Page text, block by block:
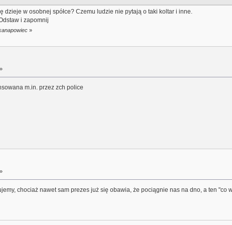
w osobnej spółce? Czemu ludzie nie pytają o taki koltar i inne.
i zapomnij
»
m.in. przez zch police
chociaż nawet sam prezes już się obawia, że pociągnie nas na dno, a ten "co